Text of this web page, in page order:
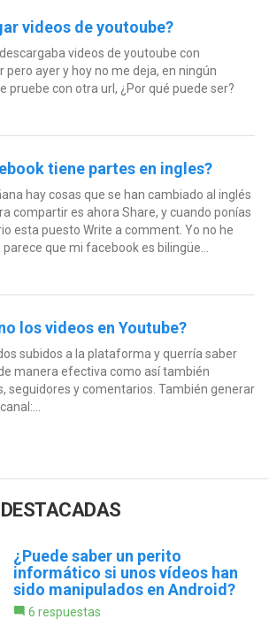
videos de youtoube?
videos de youtoube con
pero ayer y hoy no me deja, en ningún
pruebe con otra url, ¿Por qué puede ser?
tiene partes en ingles?
hay cosas que se han cambiado al inglés
compartir es ahora Share, y cuando ponías
esta puesto Write a comment. Yo no he
que mi facebook es bilingüe...
los videos en Youtube?
subidos a la plataforma y querría saber
manera efectiva como así también
seguidores y comentarios. También generar
¿Puede saber un perito
informático si unos vídeos han
sido manipulados en Android?
6 respuestas